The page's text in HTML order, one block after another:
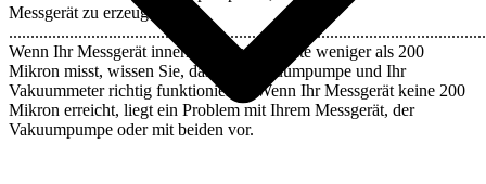
Messgerät zu erzeugen.
Wenn Ihr Messgerät innerhalb von 1 Minute weniger als 200
Mikron misst, wissen Sie, dass die Vakuumpumpe und Ihr
Vakuummeter richtig funktionieren. Wenn Ihr Messgerät keine 200
Mikron erreicht, liegt ein Problem mit Ihrem Messgerät, der
Vakuumpumpe oder mit beiden vor.